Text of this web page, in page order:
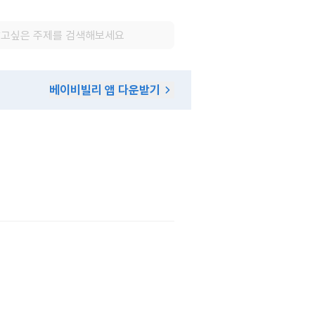
베이비빌리 앱 다운받기